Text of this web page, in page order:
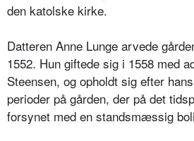
den katolske kirke.
Datteren Anne Lunge arvede
1552. Hun giftede sig i 1558 med
Steensen, og opholdt sig efter
perioder på gården, der på det
forsynet med en standsmæssig